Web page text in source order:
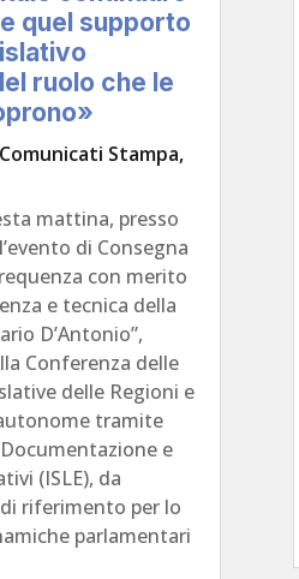
quel supporto
ruolo che le
Comunicati Stampa,
mattina, presso
di Consegna
con merito
e tecnica della
D’Antonio”,
Conferenza delle
delle Regioni e
tramite
e
(ISLE), da
riferimento per lo
parlamentari